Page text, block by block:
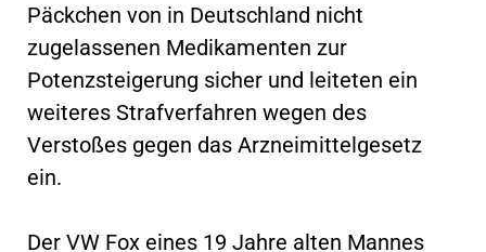
Päckchen von in Deutschland nicht
zugelassenen Medikamenten zur
Potenzsteigerung sicher und leiteten ein
weiteres Strafverfahren wegen des
Verstoßes gegen das Arzneimittelgesetz
ein.
Der VW Fox eines 19 Jahre alten Mannes